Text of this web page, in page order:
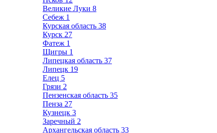
Великие Луки 8
Себеж 1
Курская область 38
Курск 27
Фатеж 1
Щигры 1
Липецкая область 37
Липецк 19
Елец 5
Грязи 2
Пензенская область 35
Пенза 27
Кузнецк 3
Заречный 2
Архангельская область 33